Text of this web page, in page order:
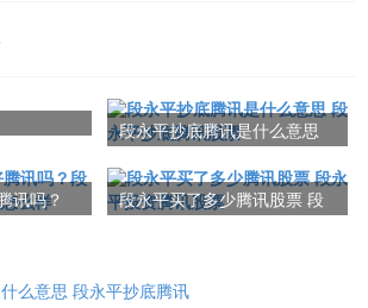
段永平抄底腾讯是什么意思
讯吗？
段永平买了多少腾讯股票 段
么意思 段永平抄底腾讯